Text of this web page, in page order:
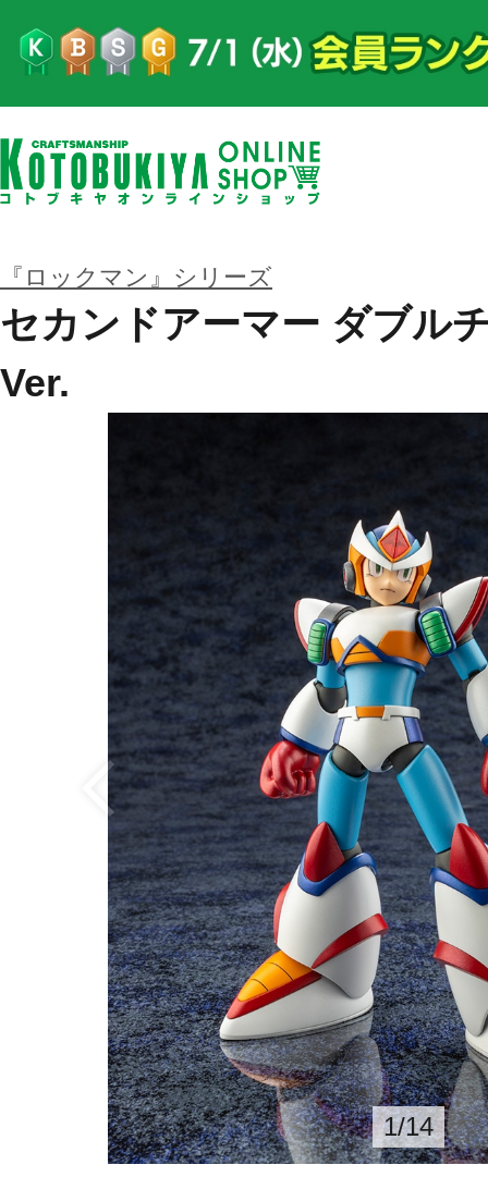
『ロックマン』シリーズ
セカンドアーマー ダブル
Ver.
1/14